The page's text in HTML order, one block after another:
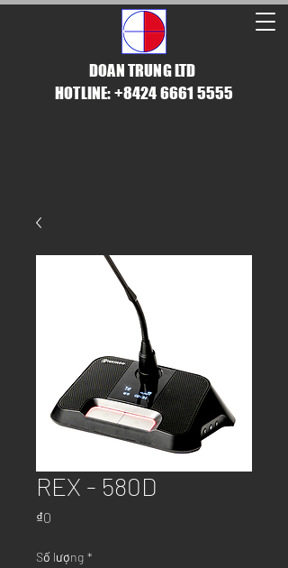
DOAN TRUNG LTD
HOTLINE: +8424 6661 5555
REX - 580D
₫0
Số lượng *